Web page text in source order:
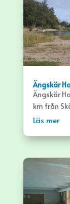
Ängskär
Ängskär
km från
Camping.
Läs mer